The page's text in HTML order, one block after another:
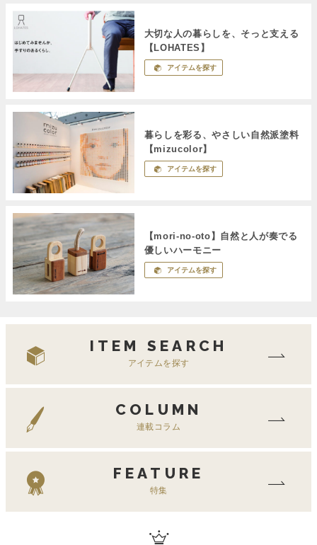
大切な人の暮らしを、そっと支える
【LOHATES】
アイテムを探す
暮らしを彩る、やさしい自然派塗料
【mizucolor】
アイテムを探す
【mori-no-oto】自然と人が奏でる
優しいハーモニー
アイテムを探す
ITEM SEARCH
アイテムを探す
COLUMN
連載コラム
FEATURE
特集